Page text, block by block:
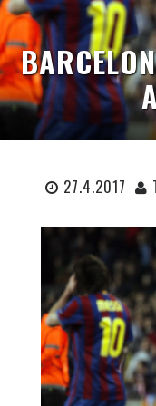
27.4.2017